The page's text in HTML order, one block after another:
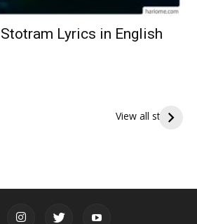
Lyrics in English
View all stories
ఇంద్రకీలాద్రి గిరి ప్రదక్షిణ